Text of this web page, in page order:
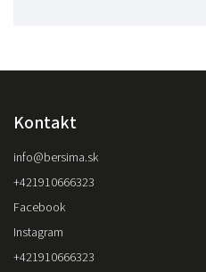
Kontakt
info@bersima.sk
+421910666323
Facebook
Instagram
+421910666323